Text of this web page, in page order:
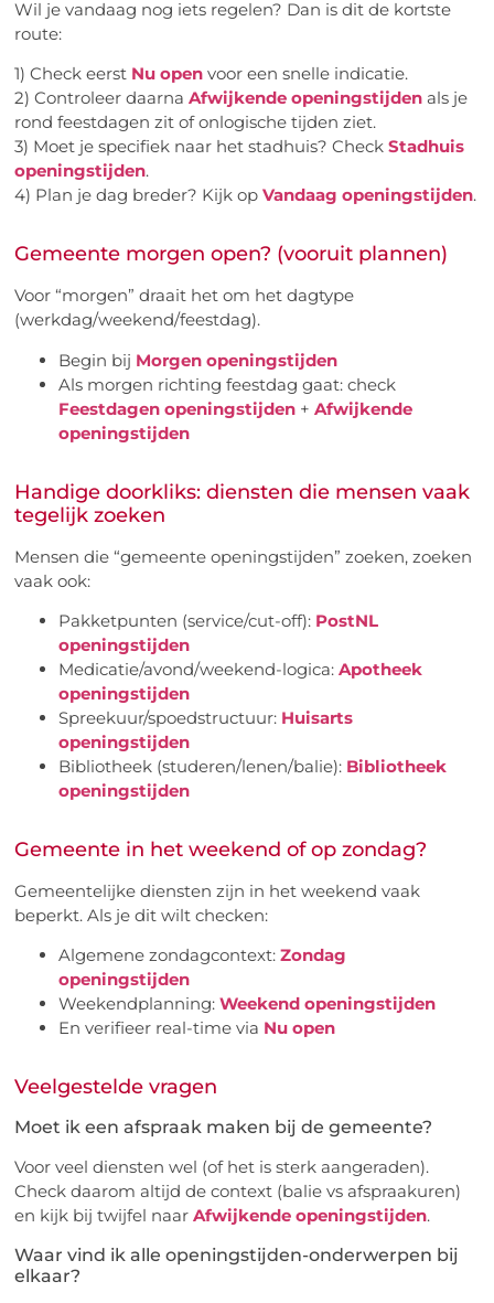
Wil je vandaag nog iets regelen? Dan is dit de kortste
route:
1) Check eerst Nu open voor een snelle indicatie.
2) Controleer daarnaAfwijkende openingstijden als je
rond feestdagen zit of onlogische tijden ziet.
3) Moet je specifiek naar het stadhuis? CheckStadhuis
openingstijden.
4) Plan je dag breder? Kijk opVandaag openingstijden.
Gemeente morgen open? (vooruit plannen)
Voor “morgen” draait het om het dagtype
(werkdag/weekend/feestdag).
Begin bij Morgen openingstijden
Als morgen richting feestdag gaat: check
Feestdagen openingstijden +Afwijkende
openingstijden
Handige doorkliks: diensten die mensen vaak
tegelijk zoeken
Mensen die “gemeente openingstijden” zoeken, zoeken
vaak ook:
Pakketpunten (service/cut-off): PostNL
openingstijden
Medicatie/avond/weekend-logica:Apotheek
openingstijden
Spreekuur/spoedstructuur: Huisarts
openingstijden
Bibliotheek (studeren/lenen/balie): Bibliotheek
openingstijden
Gemeente in het weekend of op zondag?
Gemeentelijke diensten zijn in het weekend vaak
beperkt. Als je dit wilt checken:
Algemene zondagcontext:Zondag
openingstijden
Weekendplanning:Weekend openingstijden
En verifieer real-time via Nu open
Veelgestelde vragen
Moet ik een afspraak maken bij de gemeente?
Voor veel diensten wel (of het is sterk aangeraden).
Check daarom altijd de context (balie vs afspraakuren)
en kijk bij twijfel naarAfwijkende openingstijden.
Waar vind ik alle openingstijden-onderwerpen bij
elkaar?